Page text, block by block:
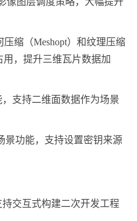
缩（Meshopt）和纹理压缩
用，提升三维瓦片数据加
支持二维面数据作为场景
景功能，支持设置密钥来源
交互式构建二次开发工程